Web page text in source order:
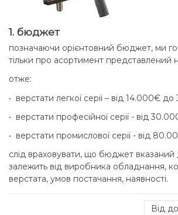
1. бюджет
позначаючи орієнтовний бюджет, ми
тільки про асортимент представлений
отже:
• верстати легкої серії – від 14.000€
• верстати професійної серії - від
• верстати промислової серії - від
слід враховувати, що бюджет
залежить від виробника обладнання,
верстата, умов постачання, наявності.
Від